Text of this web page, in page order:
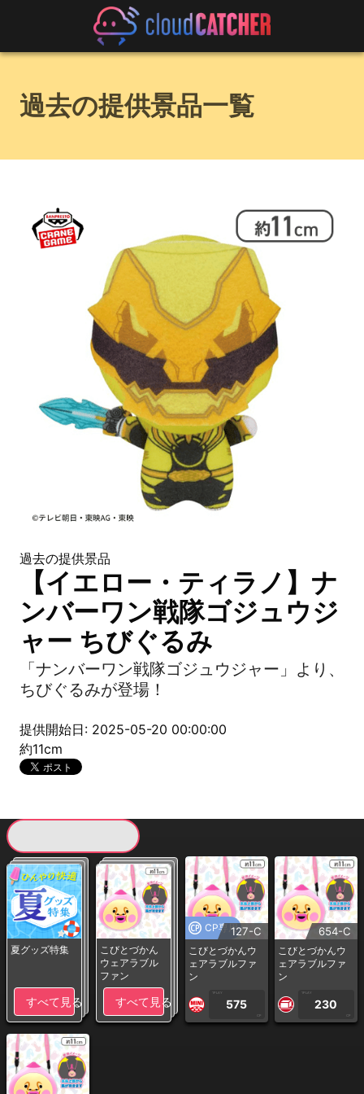
過去の提供景品一覧
過去の提供景品
【イエロー・ティラノ】ナ
ンバーワン戦隊ゴジュウジ
ャー ちびぐるみ
「ナンバーワン戦隊ゴジュウジャー」より、
ちびぐるみが登場！
提供開始日: 2025-05-20 00:00:00
約11cm
夏グッズ特集
すべて見る
こびとづかん
ウェアラブル
ファン
すべて見る
CP専用127-C
こびとづかんウ
ェアラブルファ
ン
1PLAY
575
CP
654-C
こびとづかんウ
ェアラブルファ
ン
1PLAY
230
CP